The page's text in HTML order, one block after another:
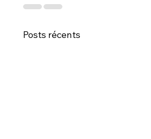
Posts récents